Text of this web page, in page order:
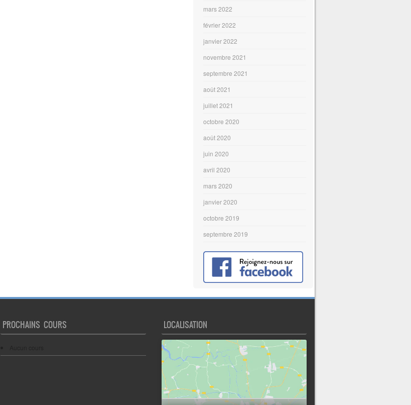
mars 2022
février 2022
janvier 2022
novembre 2021
septembre 2021
août 2021
juillet 2021
octobre 2020
août 2020
juin 2020
avril 2020
mars 2020
janvier 2020
octobre 2019
septembre 2019
PROCHAINS COURS LOCALISATION